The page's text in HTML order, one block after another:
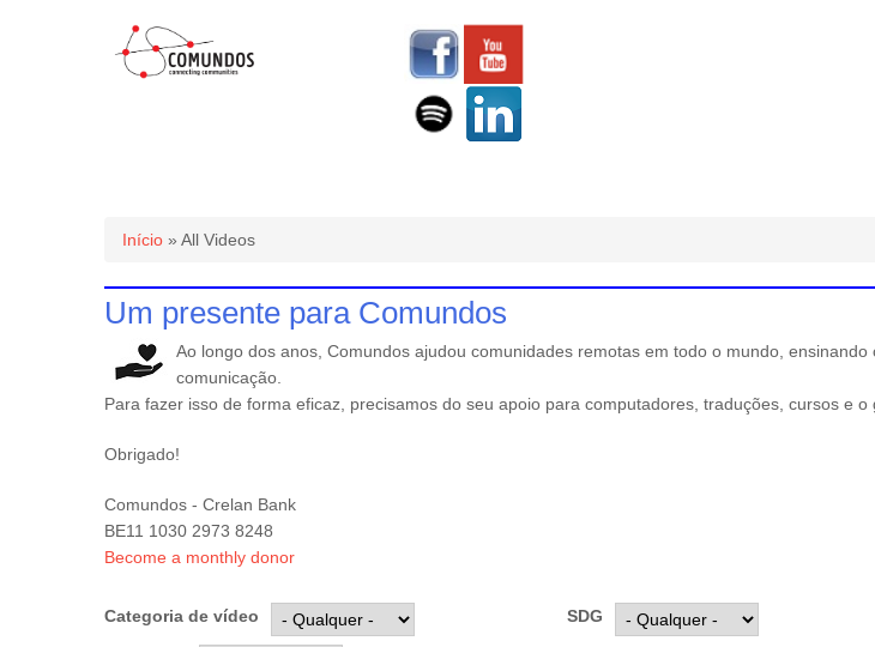
Você está aqui
Início » All Videos
Um presente para Comundos
Ao longo dos anos, Comundos ajudou comunidades remotas em todo o mundo,
comunicação.
Para fazer isso de forma eficaz, precisamos do seu apoio para computadores, traduções, cursos e o
Obrigado!
Comundos - Crelan Bank
BE11 1030 2973 8248
Become a monthly donor
Categoria de vídeo SDG